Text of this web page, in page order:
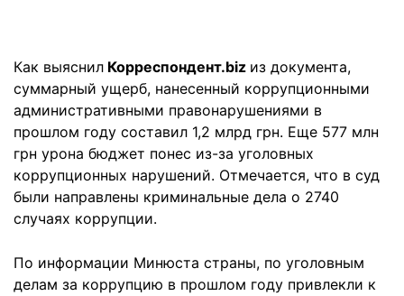
Как выяснил Корреспондент.biz из документа,
суммарный ущерб, нанесенный коррупционными
административными правонарушениями в
прошлом году составил 1,2 млрд грн. Еще 577 млн
грн урона бюджет понес из-за уголовных
коррупционных нарушений. Отмечается, что в суд
были направлены криминальные дела о 2740
случаях коррупции.
По информации Минюста страны, по уголовным
делам за коррупцию в прошлом году привлекли к